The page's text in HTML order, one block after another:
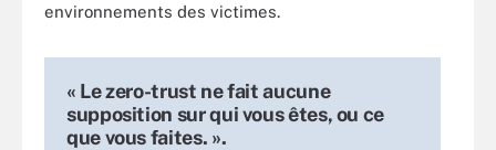
environnements des victimes.
« Le zero-trust ne fait aucune
supposition sur qui vous êtes, ou ce
que vous faites. ».